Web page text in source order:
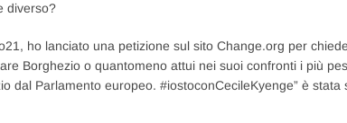
diverso?
ho lanciato una petizione sul sito Change.org per
Borghezio o quantomeno attui nei suoi confronti i più
dal Parlamento europeo. #iostoconCecileKyenge” è